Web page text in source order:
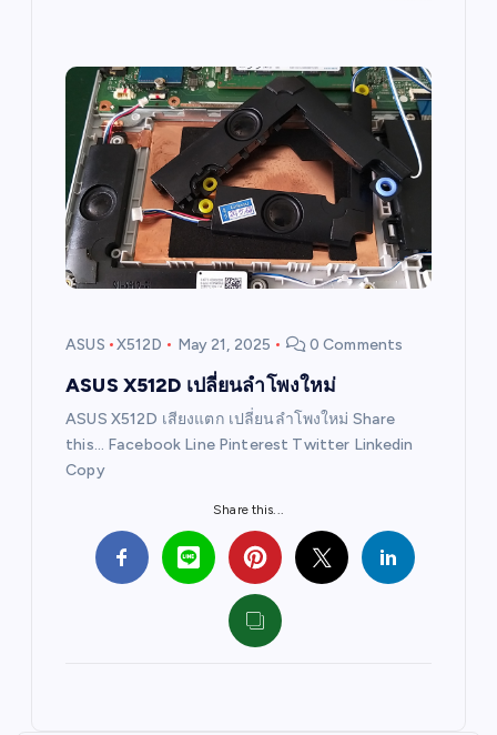
ASUS X512D May 21, 2025 0 Comments
ASUS X512D เปลี่ยนลำโพงใหม่
ASUS X512D เสียงแตก เปลี่ยนลำโพงใหม่ Share
this… Facebook Line Pinterest Twitter Linkedin
Copy
Share this...